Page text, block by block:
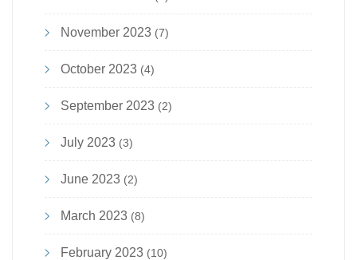
November 2023 (7)
October 2023 (4)
September 2023 (2)
July 2023 (3)
June 2023 (2)
March 2023 (8)
February 2023 (10)